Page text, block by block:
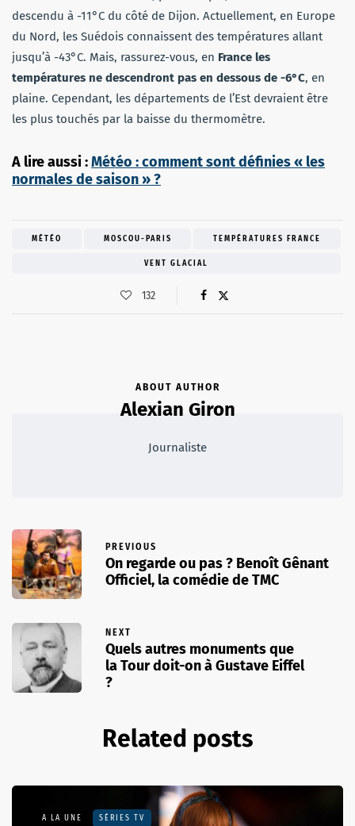
descendu à -11°C du côté de Dijon. Actuellement, en Europe
du Nord, les Suédois connaissent des températures allant
jusqu’à -43°C. Mais, rassurez-vous, en France les
températures ne descendront pas en dessous de -6°C, en
plaine. Cependant, les départements de l’Est devraient être
les plus touchés par la baisse du thermomètre.
A lire aussi :Météo : comment sont définies « les
normales de saison » ?
MÉTÉO MOSCOU-PARIS TEMPÉRATURES FRANCE
VENT GLACIAL
132
ABOUT AUTHOR
Alexian Giron
Journaliste
PREVIOUS
On regarde ou pas ? Benoît Gênant
Officiel, la comédie de TMC
NEXT
Quels autres monuments que
la Tour doit-on à Gustave Eiffel
?
Related posts
A LA UNE SÉRIES TV